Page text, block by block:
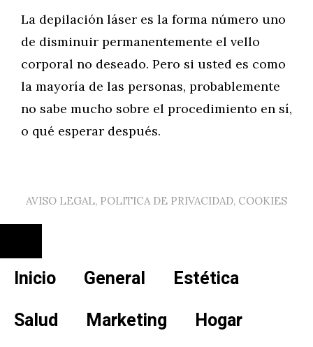
La depilación láser es la forma número uno
de disminuir permanentemente el vello
corporal no deseado. Pero si usted es como
la mayoría de las personas, probablemente
no sabe mucho sobre el procedimiento en sí,
o qué esperar después.
AVISO LEGAL, POLITICA DE PRIVACIDAD, COOKIES
Cerrar
Inicio General
Estética
Salud
Marketing Hogar